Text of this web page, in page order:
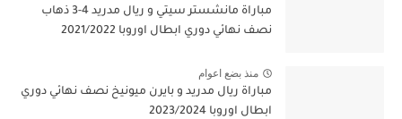
مباراة مانشستر سيتي و ريال مدريد 4-3 ذهاب
نصف نهائي دوري ابطال اوروبا 2021/2022
منذ بضع اعوام
مباراة ريال مدريد و بايرن ميونيخ نصف نهائي دوري
ابطال اوروبا 2023/2024